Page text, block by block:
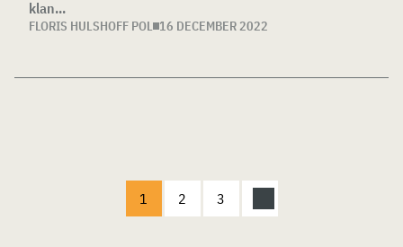
klan...
FLORIS HULSHOFF POL 16 DECEMBER 2022
1 2 3